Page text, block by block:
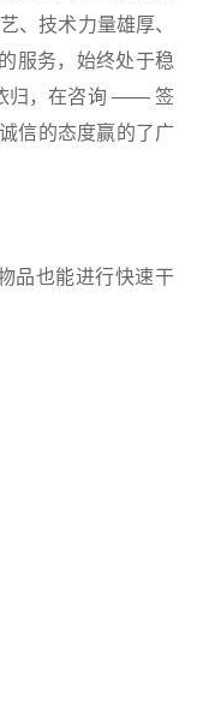
、技术力量雄厚、
服务，始终处于稳
归，在咨询 —— 签
信的态度赢的了广
品也能进行快速干